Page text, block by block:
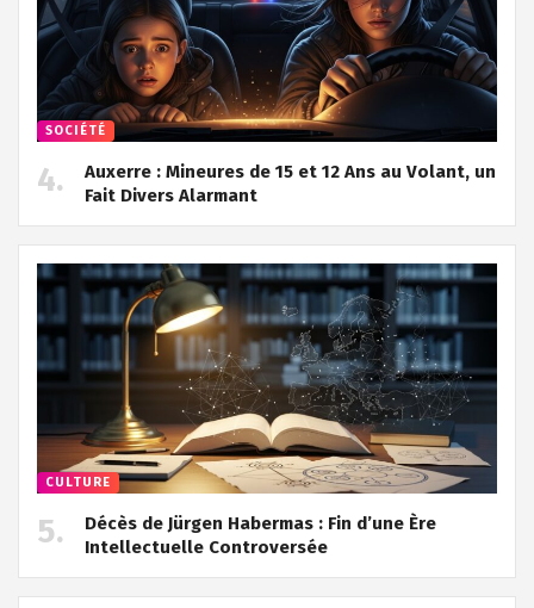
SOCIÉTÉ
Auxerre : Mineures de 15 et 12 Ans au Volant, un
Fait Divers Alarmant
CULTURE
Décès de Jürgen Habermas : Fin d’une Ère
Intellectuelle Controversée